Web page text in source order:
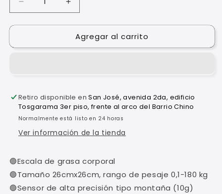
Reducir
cantidad
para
digital
grasa
corporal
Aumentar
cantidad
para
Báscula
digital
grasa
corporal
Agregar al carrito
Retiro disponible enSan José, avenida 2da, edificio
Tosgarama 3er piso, frente al arco del Barrio Chino
Normalmente está listo en 24 horas
Ver información de la tienda
🟢Escala de grasa corporal
🟢Tamaño 26cmx26cm, rango de pesaje 0,1-180 kg
🟢Sensor de alta precisión tipo montaña (10g)